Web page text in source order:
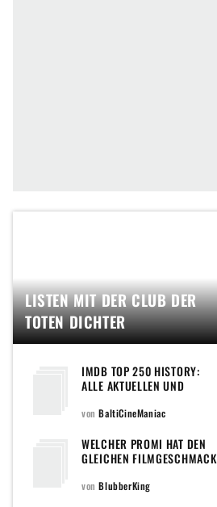
LISTEN MIT DER CLUB DER
TOTEN DICHTER
IMDB TOP 250 HISTORY:
ALLE AKTUELLEN UND
POPULÄREN TOPLISTE DER
ILMDATENBANK
vonBaltiCineManiac
WELCHER PROMI HAT DEN
GLEICHEN FILMGESCHMACK
vonBlubberKing